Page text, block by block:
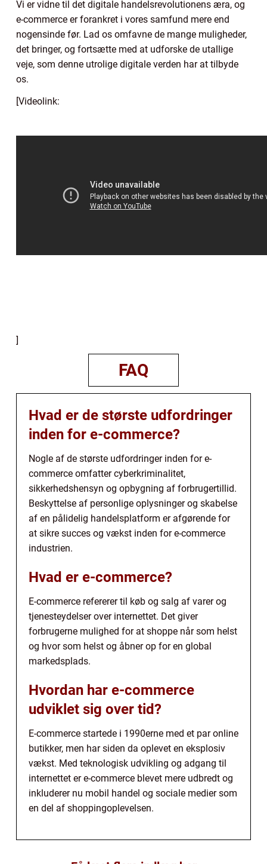
Vi er vidne til det digitale handelsrevolutionens æra, og
e-commerce er forankret i vores samfund mere end
nogensinde før. Lad os omfavne de mange muligheder,
det bringer, og fortsætte med at udforske de utallige
veje, som denne utrolige digitale verden har at tilbyde
os.
[Videolink:
]
FAQ
Hvad er de største udfordringer
inden for e-commerce?
Nogle af de største udfordringer inden for e-
commerce omfatter cyberkriminalitet,
sikkerhedshensyn og opbygning af forbrugertillid.
Beskyttelse af personlige oplysninger og skabelse
af en pålidelig handelsplatform er afgørende for
at sikre succes og vækst inden for e-commerce
industrien.
Hvad er e-commerce?
E-commerce refererer til køb og salg af varer og
tjenesteydelser over internettet. Det giver
forbrugerne mulighed for at shoppe når som helst
og hvor som helst og åbner op for en global
markedsplads.
Hvordan har e-commerce
udviklet sig over tid?
E-commerce startede i 1990erne med et par online
butikker, men har siden da oplevet en eksplosiv
vækst. Med teknologisk udvikling og adgang til
internettet er e-commerce blevet mere udbredt og
inkluderer nu mobil handel og sociale medier som
en del af shoppingoplevelsen.